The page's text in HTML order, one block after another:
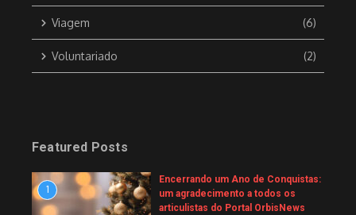
Viagem (6)
Voluntariado (2)
Featured Posts
1
Encerrando um Ano de Conquistas:
um agradecimento a todos os
articulistas do Portal OrbisNews